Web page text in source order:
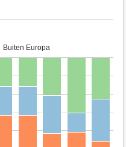
Buiten Europa